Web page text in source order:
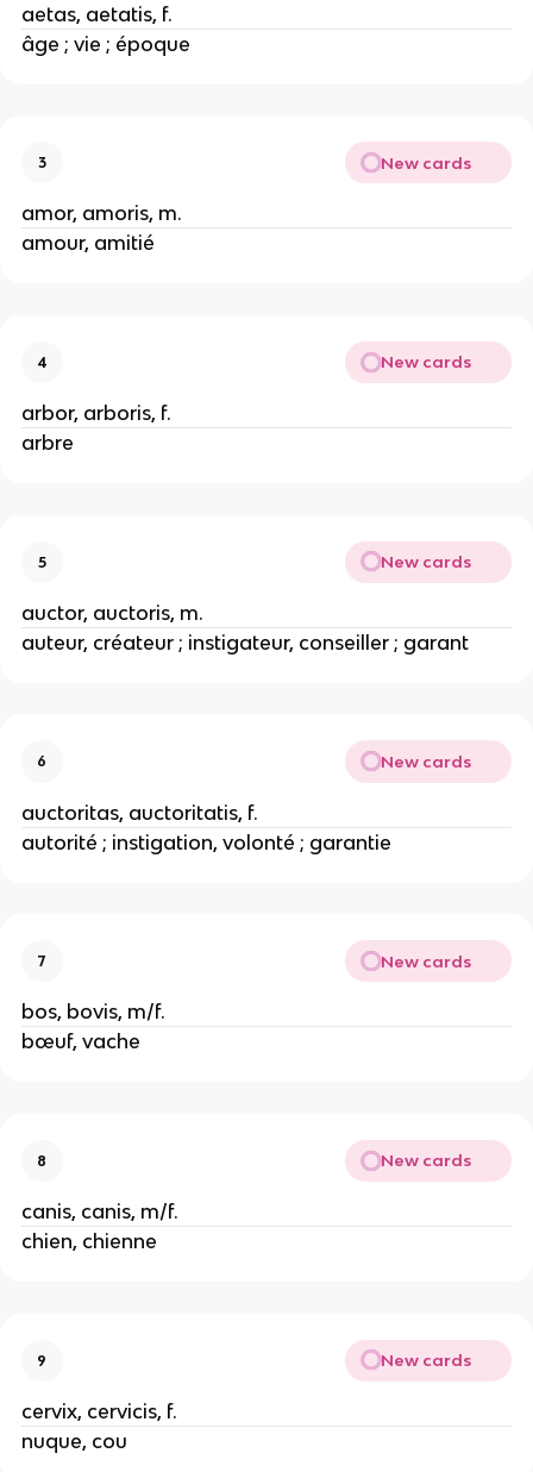
aetas, aetatis, f.
âge ; vie ; époque
3 New cards
amor, amoris, m.
amour, amitié
4 New cards
arbor, arboris, f.
arbre
5 New cards
auctor, auctoris, m.
auteur, créateur ; instigateur, conseiller ; garant
6 New cards
auctoritas, auctoritatis, f.
autorité ; instigation, volonté ; garantie
7 New cards
bos, bovis, m/f.
bœuf, vache
8 New cards
canis, canis, m/f.
chien, chienne
9 New cards
cervix, cervicis, f.
nuque, cou